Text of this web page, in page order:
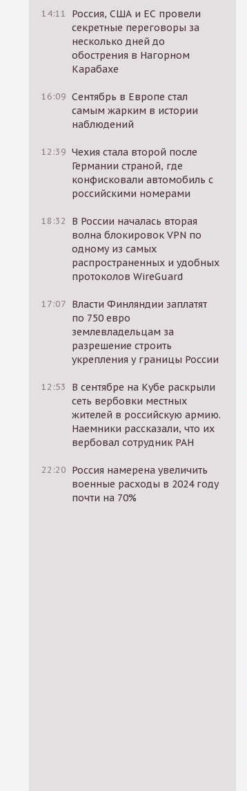
14:11
Россия, США и ЕС провели
секретные переговоры за
несколько дней до
обострения в Нагорном
Карабахе
16:09 Сентябрь в Европе стал
самым жарким в истории
наблюдений
12:39 Чехия стала второй после
Германии страной, где
конфисковали автомобиль с
российскими номерами
18:32
В России началась вторая
волна блокировок VPN по
одному из самых
распространенных и удобных
протоколов WireGuard
17:07 Власти Финляндии заплатят
по 750 евро
землевладельцам за
разрешение строить
укрепления у границы России
12:53
В сентябре на Кубе раскрыли
сеть вербовки местных
жителей в российскую армию.
Наемники рассказали, что их
вербовал сотрудник РАН
22:20 Россия намерена увеличить
военные расходы в 2024 году
почти на 70%